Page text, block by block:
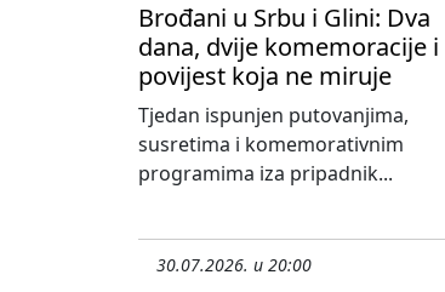
Brođani u Srbu i Glini: Dva
dana, dvije komemoracije i
povijest koja ne miruje
Tjedan ispunjen putovanjima,
susretima i komemorativnim
programima iza pripadnik...
30.07.2026. u 20:00